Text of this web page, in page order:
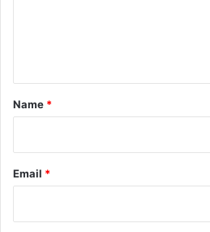
*
Name *
Email *